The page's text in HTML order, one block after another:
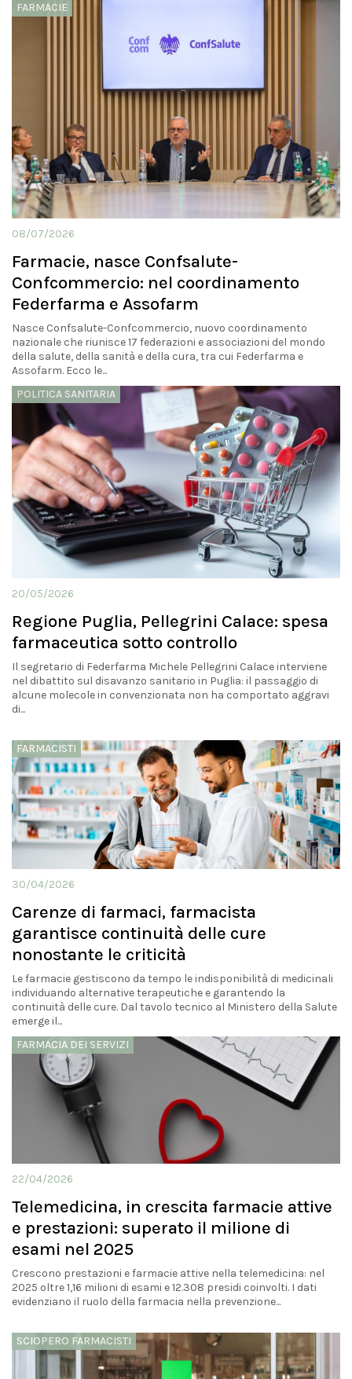
FARMACIE
08/07/2026
Farmacie, nasce Confsalute-
Confcommercio: nel coordinamento
Federfarma e Assofarm
Nasce Confsalute-Confcommercio, nuovo coordinamento
nazionale che riunisce 17 federazioni e associazioni del mondo
della salute, della sanità e della cura, tra cui Federfarma e
Assofarm. Ecco le...
POLITICA SANITARIA
20/05/2026
Regione Puglia, Pellegrini Calace: spesa
farmaceutica sotto controllo
Il segretario di Federfarma Michele Pellegrini Calace interviene
nel dibattito sul disavanzo sanitario in Puglia: il passaggio di
alcune molecole in convenzionata non ha comportato aggravi
di...
FARMACISTI
30/04/2026
Carenze di farmaci, farmacista
garantisce continuità delle cure
nonostante le criticità
Le farmacie gestiscono da tempo le indisponibilità di medicinali
individuando alternative terapeutiche e garantendo la
continuità delle cure. Dal tavolo tecnico al Ministero della Salute
emerge il...
FARMACIA DEI SERVIZI
22/04/2026
Telemedicina, in crescita farmacie attive
e prestazioni: superato il milione di
esami nel 2025
Crescono prestazioni e farmacie attive nella telemedicina: nel
2025 oltre 1,16 milioni di esami e 12.308 presidi coinvolti. I dati
evidenziano il ruolo della farmacia nella prevenzione...
SCIOPERO FARMACISTI